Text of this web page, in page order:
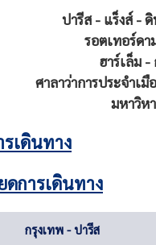
ปารีส - แร็งส์ -
รอตเทอร์ด
ฮาร์เล็ม -
ศาลาว่าการประจำเมื
มหาวิห
เดินทาง
ดการเดินทาง
กรุงเทพ - ปารีส